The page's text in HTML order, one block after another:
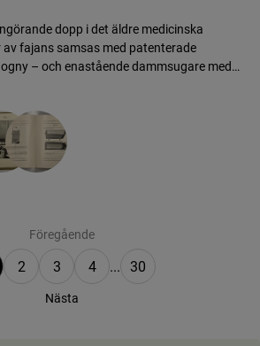
dopp i det äldre medicinska
fajans samsas med patenterade
med
Föregående
2 3 4 ... 30
Nästa